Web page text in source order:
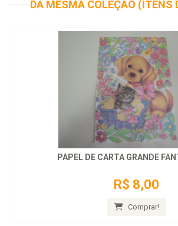
DA MESMA COLEÇÃO (ITENS
PAPEL DE CARTA GRANDE
R$ 8,00
Comprar!